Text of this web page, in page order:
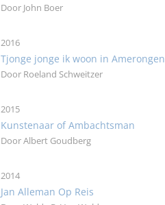
Door John Boer
2016
Tjonge jonge ik woon in Amerongen
Door Roeland Schweitzer
2015
Kunstenaar of Ambachtsman
Door Albert Goudberg
2014
Jan Alleman Op Reis